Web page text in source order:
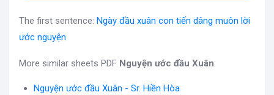
The first sentence: Ngày đầu xuân con tiến dâng muôn lời
ước nguyện
More similar sheets PDF Nguyện ước đầu Xuân:
Nguyện ước đầu Xuân - Sr. Hiền Hòa